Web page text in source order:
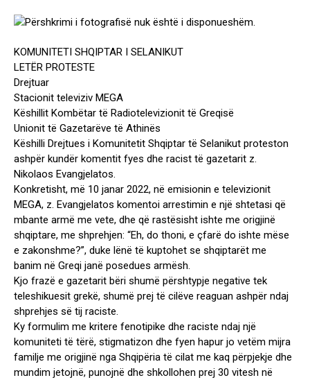
KOMUNITETI SHQIPTAR I SELANIKUT
LETËR PROTESTE
Drejtuar
Stacionit televiziv MEGA
Këshillit Kombëtar të Radiotelevizionit të Greqisë
Unionit të Gazetarëve të Athinës
Këshilli Drejtues i Komunitetit Shqiptar të Selanikut proteston
ashpër kundër komentit fyes dhe racist të gazetarit z.
Nikolaos Evangjelatos.
Konkretisht, më 10 janar 2022, në emisionin e televizionit
MEGA, z. Evangjelatos komentoi arrestimin e një shtetasi që
mbante armë me vete, dhe që rastësisht ishte me origjinë
shqiptare, me shprehjen: “Eh, do thoni, e çfarë do ishte mëse
e zakonshme?”, duke lënë të kuptohet se shqiptarët me
banim në Greqi janë posedues armësh.
Kjo frazë e gazetarit bëri shumë përshtypje negative tek
teleshikuesit grekë, shumë prej të cilëve reaguan ashpër ndaj
shprehjes së tij raciste.
Ky formulim me kritere fenotipike dhe raciste ndaj një
komuniteti të tërë, stigmatizon dhe fyen hapur jo vetëm mijra
familje me origjinë nga Shqipëria të cilat me kaq përpjekje dhe
mundim jetojnë, punojnë dhe shkollohen prej 30 vitesh në